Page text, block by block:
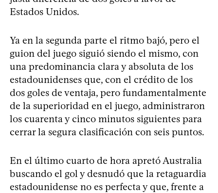
Estados Unidos.
Ya en la segunda parte el ritmo bajó, pero el
guion del juego siguió siendo el mismo, con
una predominancia clara y absoluta de los
estadounidenses que, con el crédito de los
dos goles de ventaja, pero fundamentalmente
de la superioridad en el juego, administraron
los cuarenta y cinco minutos siguientes para
cerrar la segura clasificación con seis puntos.
En el último cuarto de hora apretó Australia
buscando el gol y desnudó que la retaguardia
estadounidense no es perfecta y que, frente a